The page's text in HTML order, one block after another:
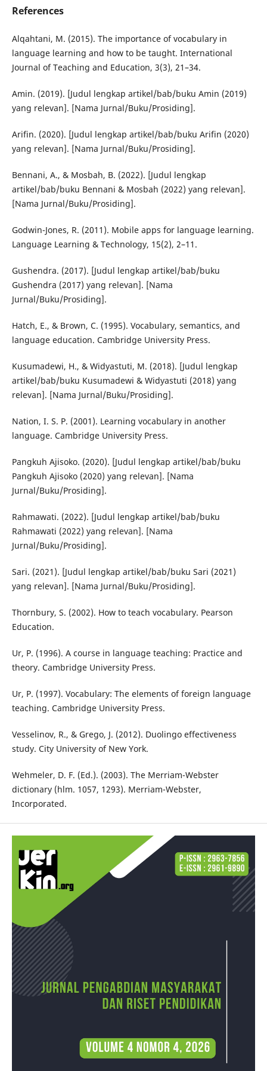
References
Alqahtani, M. (2015). The importance of vocabulary in
language learning and how to be taught. International
Journal of Teaching and Education, 3(3), 21–34.
Amin. (2019). [Judul lengkap artikel/bab/buku Amin (2019)
yang relevan]. [Nama Jurnal/Buku/Prosiding].
Arifin. (2020). [Judul lengkap artikel/bab/buku Arifin (2020)
yang relevan]. [Nama Jurnal/Buku/Prosiding].
Bennani, A., & Mosbah, B. (2022). [Judul lengkap
artikel/bab/buku Bennani & Mosbah (2022) yang relevan].
[Nama Jurnal/Buku/Prosiding].
Godwin-Jones, R. (2011). Mobile apps for language learning.
Language Learning & Technology, 15(2), 2–11.
Gushendra. (2017). [Judul lengkap artikel/bab/buku
Gushendra (2017) yang relevan]. [Nama
Jurnal/Buku/Prosiding].
Hatch, E., & Brown, C. (1995). Vocabulary, semantics, and
language education. Cambridge University Press.
Kusumadewi, H., & Widyastuti, M. (2018). [Judul lengkap
artikel/bab/buku Kusumadewi & Widyastuti (2018) yang
relevan]. [Nama Jurnal/Buku/Prosiding].
Nation, I. S. P. (2001). Learning vocabulary in another
language. Cambridge University Press.
Pangkuh Ajisoko. (2020). [Judul lengkap artikel/bab/buku
Pangkuh Ajisoko (2020) yang relevan]. [Nama
Jurnal/Buku/Prosiding].
Rahmawati. (2022). [Judul lengkap artikel/bab/buku
Rahmawati (2022) yang relevan]. [Nama
Jurnal/Buku/Prosiding].
Sari. (2021). [Judul lengkap artikel/bab/buku Sari (2021)
yang relevan]. [Nama Jurnal/Buku/Prosiding].
Thornbury, S. (2002). How to teach vocabulary. Pearson
Education.
Ur, P. (1996). A course in language teaching: Practice and
theory. Cambridge University Press.
Ur, P. (1997). Vocabulary: The elements of foreign language
teaching. Cambridge University Press.
Vesselinov, R., & Grego, J. (2012). Duolingo effectiveness
study. City University of New York.
Wehmeler, D. F. (Ed.). (2003). The Merriam-Webster
dictionary (hlm. 1057, 1293). Merriam-Webster,
Incorporated.